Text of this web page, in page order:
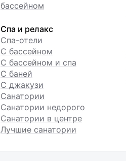
бассейном
Спа и релакс
Спа-отели
С бассейном
С бассейном и спа
С баней
С джакузи
Санатории
Санатории недорого
Санатории в центре
Лучшие санатории